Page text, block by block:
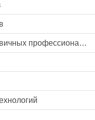
Практика по получению первичных профессиональных умений и навыков, в том числе первичных умений и навыков научно-исследовательской деятельности